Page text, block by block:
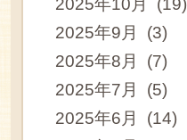
2025年10月 (19)
2025年9月 (3)
2025年8月 (7)
2025年7月 (5)
2025年6月 (14)